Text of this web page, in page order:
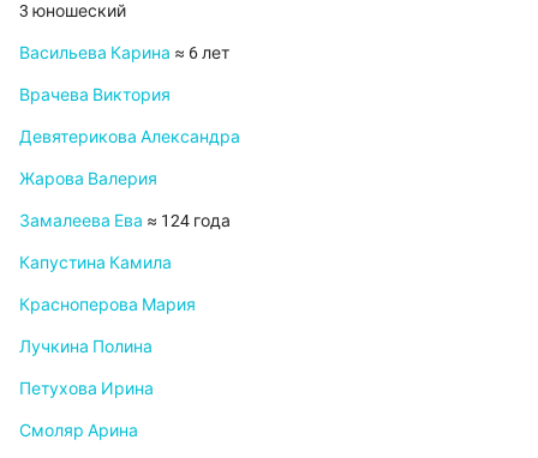
3 юношеский
Васильева Карина ≈ 6 лет
Врачева Виктория
Девятерикова Александра
Жарова Валерия
Замалеева Ева ≈ 124 года
Капустина Камила
Красноперова Мария
Лучкина Полина
Петухова Ирина
Смоляр Арина